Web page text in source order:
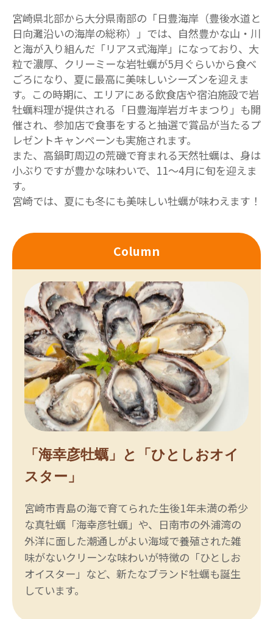
宮崎県北部から大分県南部の「日豊海岸（豊後水道と
日向灘沿いの海岸の総称）」では、自然豊かな山・川
と海が入り組んだ「リアス式海岸」になっており、大
粒で濃厚、クリーミーな岩牡蠣が5月ぐらいから食べ
ごろになり、夏に最高に美味しいシーズンを迎えま
す。この時期に、エリアにある飲食店や宿泊施設で岩
牡蠣料理が提供される「日豊海岸岩ガキまつり」も開
催され、参加店で食事をすると抽選で賞品が当たるプ
レゼントキャンペーンも実施されます。
また、高鍋町周辺の荒磯で育まれる天然牡蠣は、身は
小ぶりですが豊かな味わいで、11～4月に旬を迎えま
す。
宮崎では、夏にも冬にも美味しい牡蠣が味わえます！
Column
「海幸彦牡蠣」と「ひとしおオイ
スター」
宮崎市青島の海で育てられた生後1年未満の希少
な真牡蠣「海幸彦牡蠣」や、日南市の外浦湾の
外洋に面した潮通しがよい海域で養殖された雑
味がないクリーンな味わいが特徴の「ひとしお
オイスター」など、新たなブランド牡蠣も誕生
しています。